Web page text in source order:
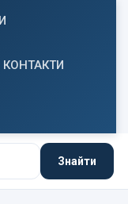
КОНТАКТИ
Знайти